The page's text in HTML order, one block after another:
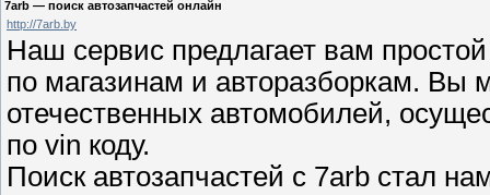
7arb — поиск автозапчастей онлайн
http://7arb.by
Наш сервис предлагает вам
по магазинам и авторазборкам. Вы
отечественных автомобилей,
по vin коду.
Поиск автозапчастей с 7arb стал